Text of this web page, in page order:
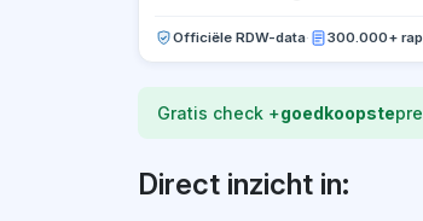
Officiële RDW-data· 300.000+
Gratis check +goedkoopste
Direct inzicht in: